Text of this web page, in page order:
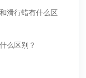
滑行蜡有什么区
么区别？